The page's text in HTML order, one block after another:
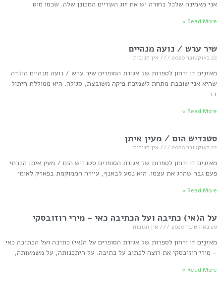
אני מאמינה שלכל בחורה יש את זוג השדיים המכונן שלה. שכמו מוט
Read More »
שיר ערש / נועה מנהיים
22 באוקטובר 2020 אין תגובות
מֹאזְנַיִם דו ירחון לספרות של אגודת הסופרים שיר ערש / נועה מנהיים הילדה
שהיא אני שוכבת מתחת לשמיכת פיקה משובצת, סגולה. היא ממוללת חיתול
בד
Read More »
סטנדיש הום / מעין איתן
22 באוקטובר 2020 אין תגובות
מֹאזְנַיִם דו ירחון לספרות של אגודת הסופרים סטנדיש הום / מעין איתן הכרתי
פעם גבר שהרג את עצמו. הוא נסע לבאנף, עיירה הממוקמת בפארק לאומי
Read More »
על ה(אי) כתיבה ועל הכתיבה כאי – מירי רוזובסקי
20 באוקטובר 2020 אין תגובות
מֹאזְנַיִם דו ירחון לספרות של אגודת הסופרים על ה(אי) כתיבה ועל הכתיבה כאי
– מירי רוזובסקי את רוצה לכתוב על כתיבה. על היתכנותה, על משמעותה,
Read More »